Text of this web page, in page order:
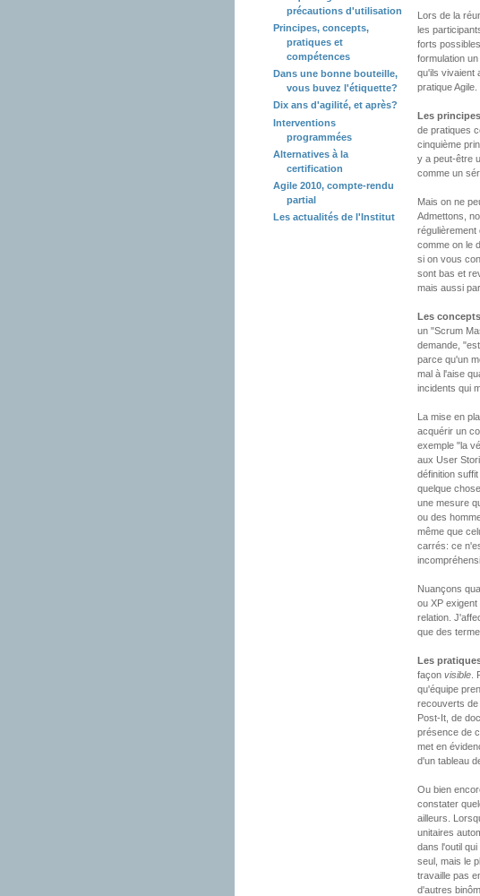
précautions d'utilisation
Principes, concepts,
pratiques et
compétences
Dans une bonne bouteille,
vous buvez l'étiquette?
Dix ans d'agilité, et après?
Interventions
programmées
Alternatives à la
certification
Agile 2010, compte-rendu
partial
Les actualités de l'Institut
Lors de la
les
forts
formulation
qu'ils vivaient
pratique Agile.
Les principes
de pratiques
cinquième
y a peut-être
comme un
Mais on ne
Admettons,
régulièrement
comme on le
si on vous
sont bas et
mais aussi
Les concepts
un "Scrum
demande,
parce qu'un
mal à l'aise
incidents qui
La mise en
acquérir un
exemple "la
aux User
définition
quelque
une mesure
ou des
même que
carrés: ce
Nuançons
ou XP
relation.
que des
Les
façon visible.
qu'équipe
recouverts de
Post-It, de
présence de
met en
d'un tableau
Ou bien
constater
ailleurs.
unitaires
dans l'outil
seul, mais le
travaille pas
d'autres